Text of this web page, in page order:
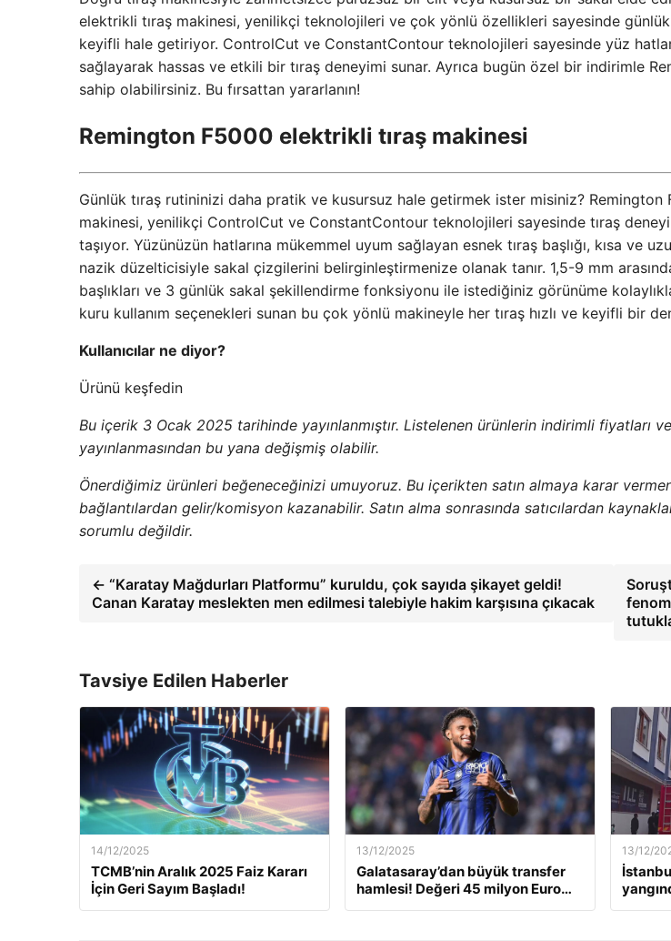
elektrikli tıraş makinesi, yenilikçi teknolojileri ve çok yönlü özellikleri sayesinde günlük
keyifli hale getiriyor. ControlCut ve ConstantContour teknolojileri sayesinde yüz
sağlayarak hassas ve etkili bir tıraş deneyimi sunar. Ayrıca bugün özel bir indirimle
sahip olabilirsiniz. Bu fırsattan yararlanın!
Remington F5000 elektrikli tıraş makinesi
Günlük tıraş rutininizi daha pratik ve kusursuz hale getirmek ister misiniz? Remington
makinesi, yenilikçi ControlCut ve ConstantContour teknolojileri sayesinde tıraş
taşıyor. Yüzünüzün hatlarına mükemmel uyum sağlayan esnek tıraş başlığı, kısa ve
nazik düzelticisiyle sakal çizgilerini belirginleştirmenize olanak tanır. 1,5-9 mm
başlıkları ve 3 günlük sakal şekillendirme fonksiyonu ile istediğiniz görünüme
kuru kullanım seçenekleri sunan bu çok yönlü makineyle her tıraş hızlı ve keyifli bir
Kullanıcılar ne diyor?
Ürünü keşfedin
Bu içerik 3 Ocak 2025 tarihinde yayınlanmıştır. Listelenen ürünlerin indirimli fiyatları
yayınlanmasından bu yana değişmiş olabilir.
Önerdiğimiz ürünleri beğeneceğinizi umuyoruz. Bu içerikten satın almaya karar
bağlantılardan gelir/komisyon kazanabilir. Satın alma sonrasında satıcılardan
sorumlu değildir.
← “Karatay Mağdurları Platformu” kuruldu, çok sayıda şikayet geldi!
Canan Karatay meslekten men edilmesi talebiyle hakim karşısına çıkacak
Tavsiye Edilen Haberler
14/12/2025
TCMB’nin Aralık 2025 Faiz Kararı
İçin Geri Sayım Başladı!
13/12/2025
Galatasaray’dan büyük transfer
hamlesi! Değeri 45 milyon Euro…
13/12/